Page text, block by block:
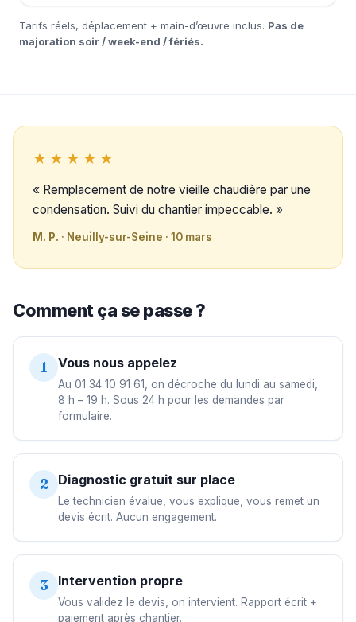
Tarifs réels, déplacement + main-d’œuvre inclus. Pas de
majoration soir / week-end / fériés.
★★★★★
« Remplacement de notre vieille chaudière par une
condensation. Suivi du chantier impeccable. »
M. P. · Neuilly-sur-Seine · 10 mars
Comment ça se passe ?
1 Vous nous appelez
Au 01 34 10 91 61, on décroche du lundi au samedi,
8 h – 19 h. Sous 24 h pour les demandes par
formulaire.
2 Diagnostic gratuit sur place
Le technicien évalue, vous explique, vous remet un
devis écrit. Aucun engagement.
3 Intervention propre
Vous validez le devis, on intervient. Rapport écrit +
paiement après chantier.